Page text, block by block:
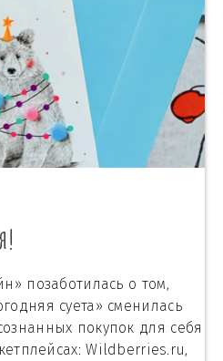
позаботилась о том,
суета» сменилась
покупок для себя
Wildberries.ru,